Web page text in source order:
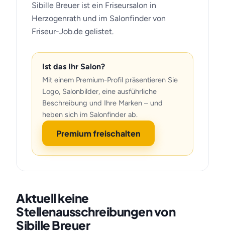
Sibille Breuer ist ein Friseursalon in
Herzogenrath und im Salonfinder von
Friseur-Job.de gelistet.
Ist das Ihr Salon?
Mit einem Premium-Profil präsentieren Sie
Logo, Salonbilder, eine ausführliche
Beschreibung und Ihre Marken – und
heben sich im Salonfinder ab.
Premium freischalten
Aktuell keine
Stellenausschreibungen von
Sibille Breuer